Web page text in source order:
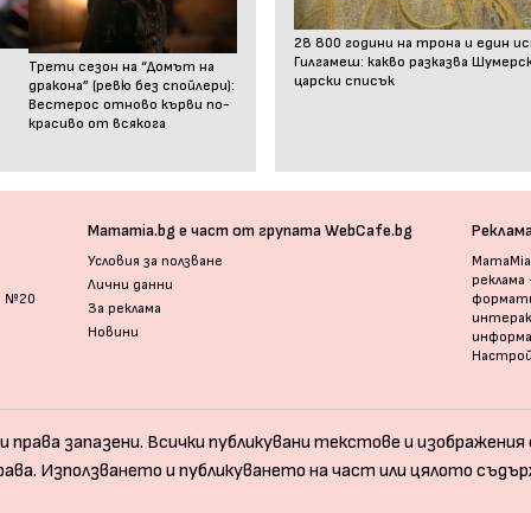
Трети сезон на “Домът на
дракона” (ревю без спойлери):
Вестерос отново кърви по-
красиво от всякога
28 800 години на трона и един
Гилгамеш: какво разказва
царски списък
№20
Mamamia.bg е част от групата WebCafe.bg
Условия за ползване
Лични данни
За реклама
Новини
запазени. Всички публикувани текстове и изображения
Използването и публикуването на част или цялото